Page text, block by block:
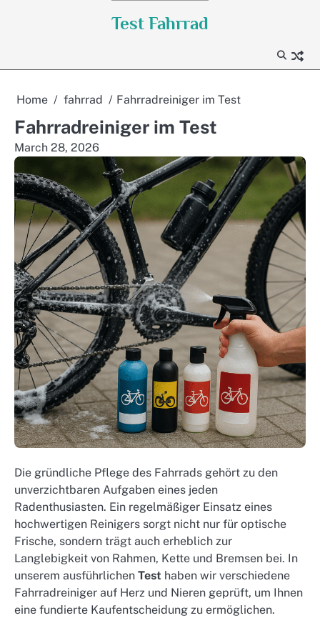
Test Fahrrad
Home fahrrad Fahrradreiniger im Test
Fahrradreiniger im Test
March 28, 2026
Die gründliche Pflege des Fahrrads gehört zu den
unverzichtbaren Aufgaben eines jeden
Radenthusiasten. Ein regelmäßiger Einsatz eines
hochwertigen Reinigers sorgt nicht nur für optische
Frische, sondern trägt auch erheblich zur
Langlebigkeit von Rahmen, Kette und Bremsen bei. In
unserem ausführlichen Test haben wir verschiedene
Fahrradreiniger auf Herz und Nieren geprüft, um Ihnen
eine fundierte Kaufentscheidung zu ermöglichen.